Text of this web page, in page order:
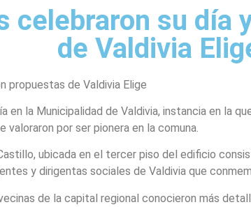
celebraron su día
de Valdivia
propuestas de Valdivia Elige
en la Municipalidad de Valdivia, instancia en la
valoraron por ser pionera en la comuna.
ubicada en el tercer piso del edificio
y dirigentas sociales de Valdivia que
de la capital regional conocieron más